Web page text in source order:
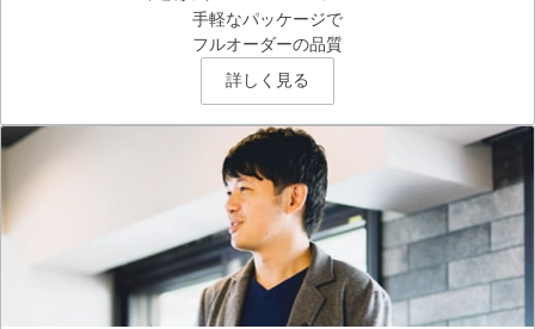
手軽なパッケージで
フルオーダーの品質
詳しく見る